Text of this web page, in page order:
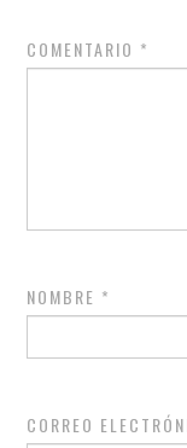
COMENTARIO *
NOMBRE *
CORREO